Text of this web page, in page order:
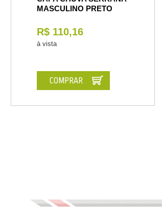
MASCULINO PRETO
R$ 110,16
à vista
COMPRAR